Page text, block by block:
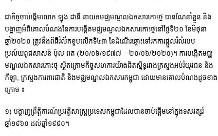
ជាកិច្ចចាប់ផ្តើមលោក ឡុង ដានី នាយកមជ្ឈមណ្ឌលឯកសារកោះថ្ម បានណែនាំខ្លួន និង
បង្ហាញអំពីគោលបំណងនៃការបង្កើតមជ្ឈមណ្ឌលឯកសារកោះថ្មនៅថ្ងៃទី២០ ខែមិថុនា
ឆ្នាំ២០២០ ត្រូវនឹងពិធីរំលឹកខួបលើកទី៤៣ នៃដំណើរឆ្ពោះទៅរកការផ្តួលរំលំរបប
ប្រល័យពូជសាសន៍ ប៉ុល ពត (២០/០៦/១៩៧៧ – ២០/០៦/២០២០)។ ការបង្កើតមជ្ឈ
មណ្ឌលឯកសារកោះថ្ម ស្ថិតក្រោមកិច្ចសហការយ៉ាងជិតស្និទ្ធរវាងក្រសួងអប់រំយុវជន និង
កីឡា, ក្រសួងការពារជាតិ និងមជ្ឈមណ្ឌលឯកសារកម្ពុជា ដោយមានគោលបំណងដូចខាង
ក្រោម ៖
១) បង្ហាញព្រឹត្តិការណ៍ប្រវត្តិសាស្ត្រប្រទេសកម្ពុជាដែលបានចាប់ផ្តើមនៅក្នុងទសវត្សរ៍
ឆ្នាំ១៩៦០ ដល់ឆ្នាំ១៩៩០។